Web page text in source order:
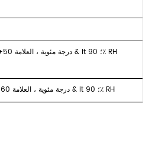
-10 - +50 درجة مئوية ، العلامة & lt ؛ 90٪ RH
20 - +60 درجة مئوية ، العلامة & lt ؛ 90٪ RH